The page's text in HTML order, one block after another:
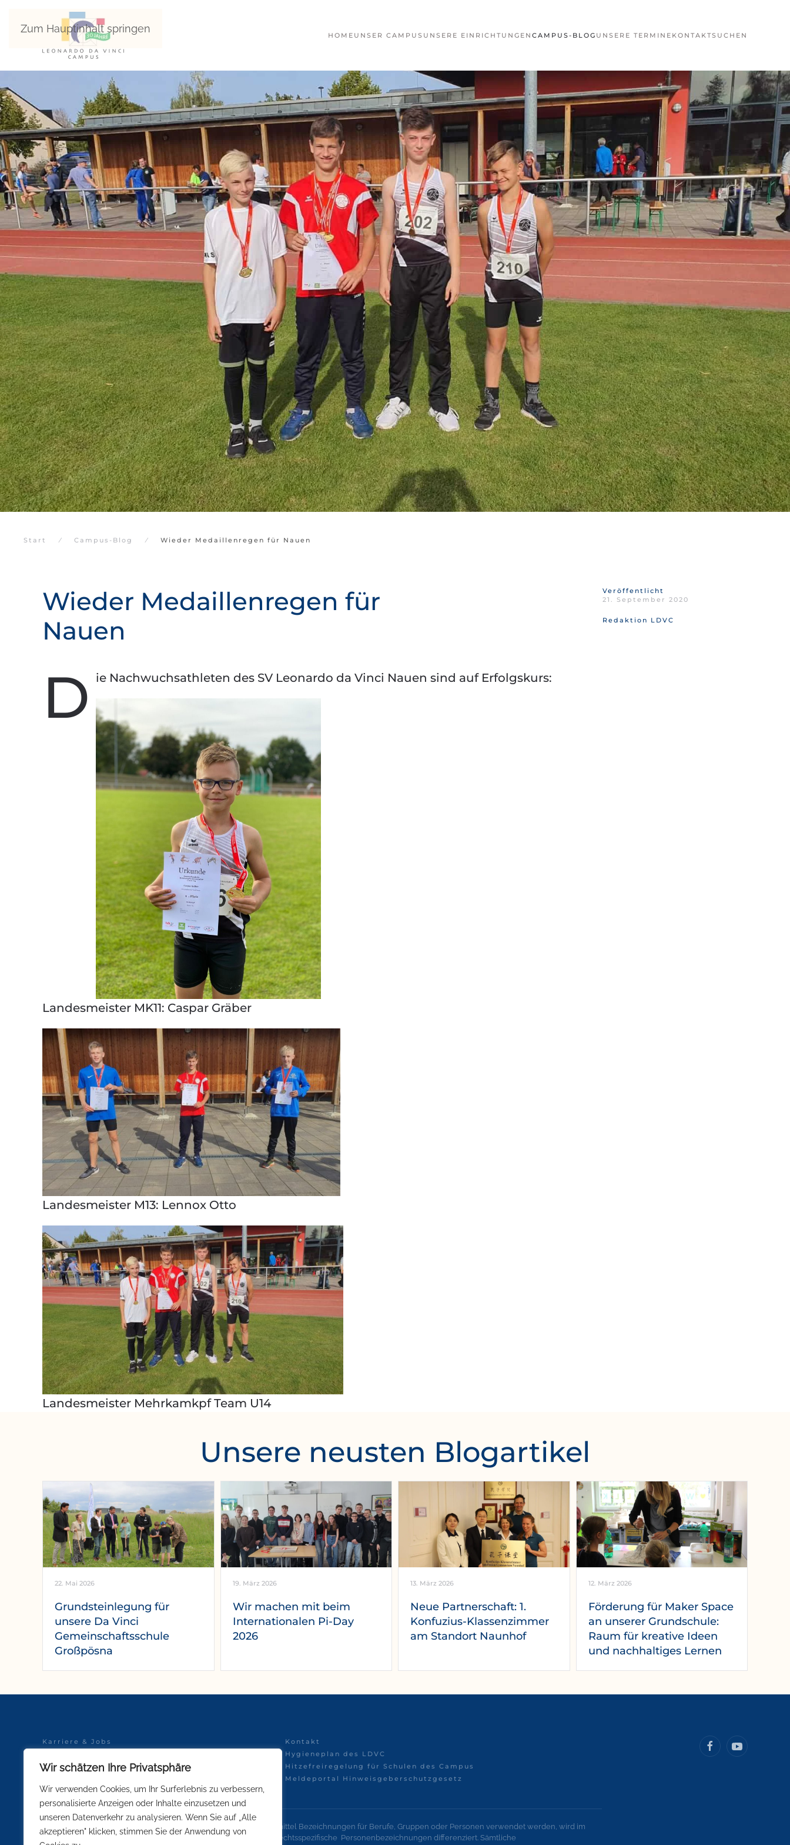
Wir schätzen Ihre Privatsphäre
Wir verwenden Cookies, um Ihr Surferlebnis zu verbessern,
personalisierte Anzeigen oder Inhalte einzusetzen und
unseren Datenverkehr zu analysieren. Wenn Sie auf „Alle
akzeptieren" klicken, stimmen Sie der Anwendung von
Zum Hauptinhalt springen
HOME UNSER CAMPUS UNSERE EINRICHTUNGEN CAMPUS-BLOG UNSERE TERMINE KONTAKTSUCHEN
Start Campus-Blog Wieder Medaillenregen für Nauen
Wieder Medaillenregen für
Nauen
D ie Nachwuchsathleten des SV Leonardo da Vinci Nauen sind auf Erfolgskurs:
Landesmeister MK11: Caspar Gräber
Landesmeister M13: Lennox Otto
Landesmeister Mehrkamkpf Team U14
Veröffentlicht
21. September 2020
Redaktion LDVC
Unsere neusten Blogartikel
22. Mai 2026
Grundsteinlegung für
unsere Da Vinci
Gemeinschaftsschule
Großpösna
19. März 2026
Wir machen mit beim
Internationalen Pi-Day
2026
13. März 2026
Neue Partnerschaft: 1.
Konfuzius-Klassenzimmer
am Standort Naunhof
12. März 2026
Förderung für Maker Space
an unserer Grundschule:
Raum für kreative Ideen
und nachhaltiges Lernen
Karriere & Jobs
Schulsportkleidung
Kontakt
Hygieneplan des LDVC
Hitzefreiregelung für Schulen des Campus
Meldeportal Hinweisgeberschutzgesetz
GENDER-HINWEIS:
Soweit innerhalb unserer Kommunikationsmittel Bezeichnungen für Berufe, Gruppen oder Personen verwendet werden, wird im
Interesse einer besseren und leichteren Lesbarkeit nicht in geschlechtsspezifische Personenbezeichnungen differenziert. Sämtliche